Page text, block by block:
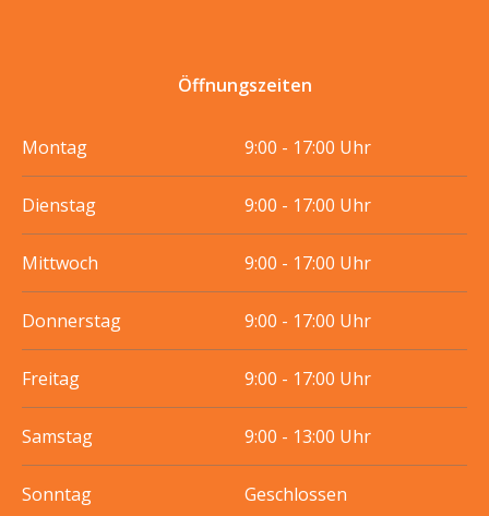
Öffnungszeiten
Montag 9:00 - 17:00 Uhr
Dienstag 9:00 - 17:00 Uhr
Mittwoch 9:00 - 17:00 Uhr
Donnerstag 9:00 - 17:00 Uhr
Freitag 9:00 - 17:00 Uhr
Samstag 9:00 - 13:00 Uhr
Sonntag Geschlossen